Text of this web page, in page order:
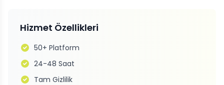
Hizmet Özellikleri
50+ Platform
24-48 Saat
Tam Gizlilik